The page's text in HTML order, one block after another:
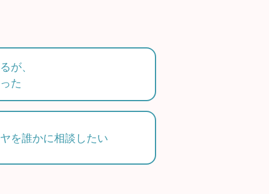
が、
た
を誰かに相談したい